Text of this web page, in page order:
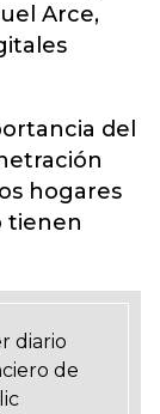
Arce,
del
hogares
tienen
diario
de